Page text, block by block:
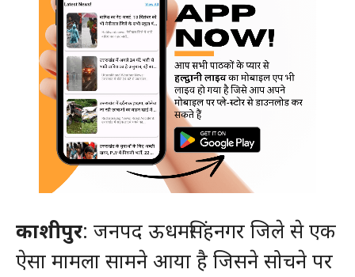
काशीपुर: जनपद ऊधमसिंहनगर जिले से एक
ऐसा मामला सामने आया है जिसने सोचने पर